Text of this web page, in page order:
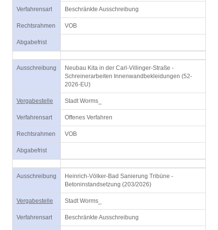
Verfahrensart Beschränkte Ausschreibung
Rechtsrahmen VOB
Abgabefrist
Ausschreibung
Neubau Kita in der Carl-Villinger-Straße -
Schreinerarbeiten Innenwandbekleidungen (52-
2026-EU)
Vergabestelle Stadt Worms_
Verfahrensart Offenes Verfahren
Rechtsrahmen VOB
Abgabefrist
Ausschreibung
Heinrich-Völker-Bad Sanierung Tribüne -
Betoninstandsetzung (203/2026)
Vergabestelle Stadt Worms_
Verfahrensart Beschränkte Ausschreibung